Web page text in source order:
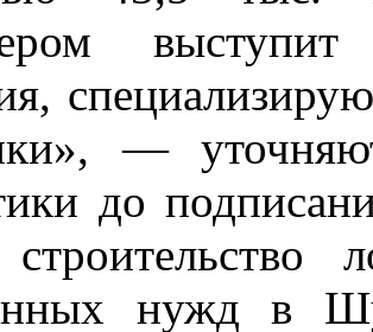
—
до
нужд в